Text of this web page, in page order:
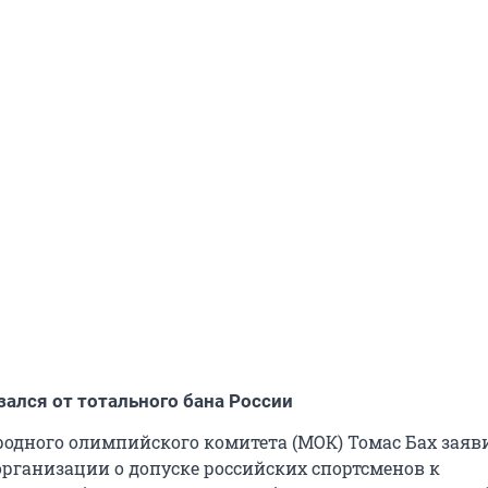
от тотального бана России
олимпийского комитета (МОК) Томас Бах
о допуске российских спортсменов к